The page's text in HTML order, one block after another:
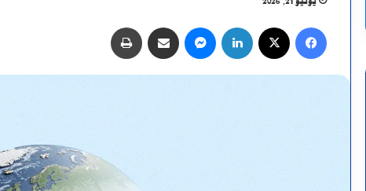
فيسبوك لينكدإن ماسنجر مشاركة عبر البريد